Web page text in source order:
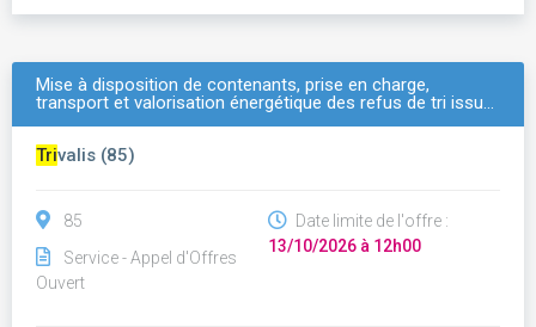
Mise à disposition de contenants, prise en charge,
transport et valorisation énergétique des refus de tri issu…
Trivalis (85)
85
Service - Appel d'Offres
Ouvert
Date limite de l'offre :
13/10/2026 à 12h00